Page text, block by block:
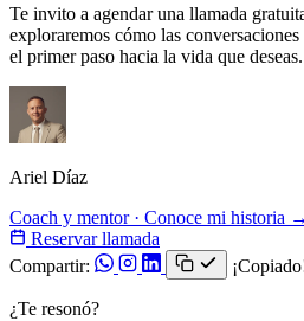
Te invito a agendar una llamada
exploraremos cómo las
el primer paso hacia la vida que deseas.
Ariel Díaz
Coach y mentor · Conoce mi historia →
Reservar llamada
Compartir:
¿Te resonó?